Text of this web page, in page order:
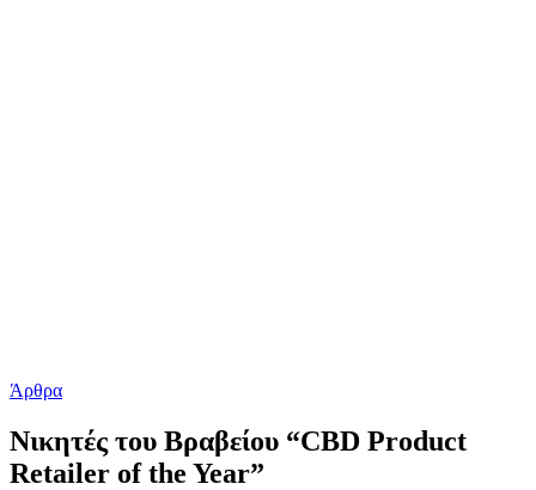
Άρθρα
Nικητές του Βραβείου “CBD Product
Retailer of the Year”